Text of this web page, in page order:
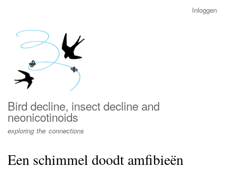
menu
Inloggen
Bird decline, insect decline and
neonicotinoids
exploring the connections
Een schimmel doodt amfibieën